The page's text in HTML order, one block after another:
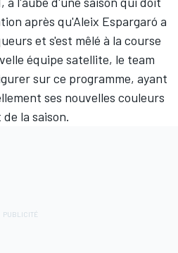
après qu'Aleix Espargaró a
et s'est mêlé à la course
équipe satellite, le team
sur ce programme, ayant
ses nouvelles couleurs
la saison.